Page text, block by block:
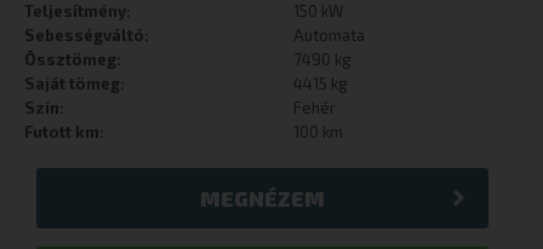
Teljesítmény:
150 kW
Sebességváltó:
Automata
Össztömeg:
7490 kg
Saját tömeg:
4415 kg
Szín:
Fehér
Futott km:
100 km
MEGNÉZEM